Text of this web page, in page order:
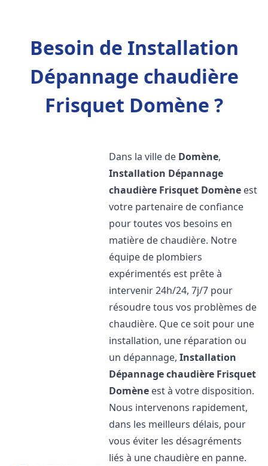
Besoin de Installation
Dépannage chaudière
Frisquet Domène ?
Dans la ville de Domène,
Installation Dépannage
chaudière Frisquet Domène est
votre partenaire de confiance
pour toutes vos besoins en
matière de chaudière. Notre
équipe de plombiers
expérimentés est prête à
intervenir 24h/24, 7j/7 pour
résoudre tous vos problèmes de
chaudière. Que ce soit pour une
installation, une réparation ou
un dépannage,Installation
Dépannage chaudière Frisquet
Domène est à votre disposition.
Nous intervenons rapidement,
dans les meilleurs délais, pour
vous éviter les désagréments
liés à une chaudière en panne.